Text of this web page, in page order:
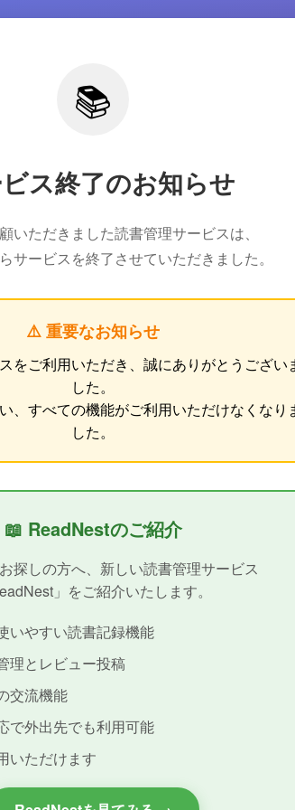
📚
ス終了のお知らせ
いただきました読書管理サービスは、
サービスを終了させていただきました。
⚠️ 重要なお知らせ
をご利用いただき、誠にありがとうござい
した。
、すべての機能がご利用いただけなくなり
した。
📖 ReadNestのご紹介
探しの方へ、新しい読書管理サービス
」をご紹介いたします。
いやすい読書記録機能
理とレビュー投稿
交流機能
で外出先でも利用可能
いただけます